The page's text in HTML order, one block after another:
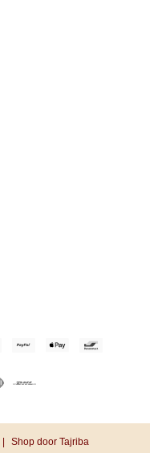
Shop door Tajriba